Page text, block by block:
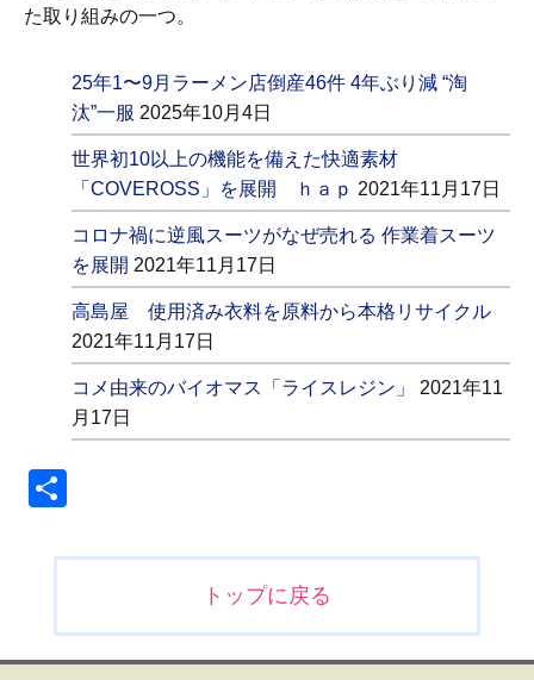
た取り組みの一つ。
25年1〜9月ラーメン店倒産46件 4年ぶり減 “淘
汰”一服 2025年10月4日
世界初10以上の機能を備えた快適素材
「COVEROSS」を展開 ｈａｐ 2021年11月17日
コロナ禍に逆風スーツがなぜ売れる 作業着スーツ
を展開 2021年11月17日
高島屋 使用済み衣料を原料から本格リサイクル
2021年11月17日
コメ由来のバイオマス「ライスレジン」
2021年11
月17日
ビ
トップに戻る